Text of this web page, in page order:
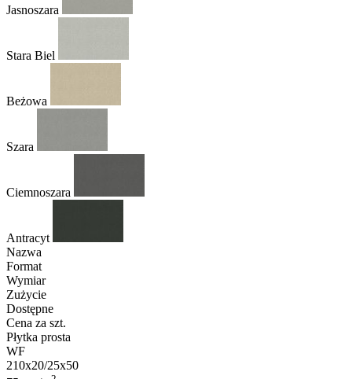
Jasnoszara
Stara Biel
Beżowa
Szara
Ciemnoszara
Antracyt
Nazwa
Format
Wymiar
Zużycie
Dostępne
Cena za szt.
Płytka prosta
WF
210x20/25x50